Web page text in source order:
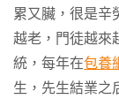
累又臟，很是辛
越老，門徒越來
統，每年在包養
生，先生結業之